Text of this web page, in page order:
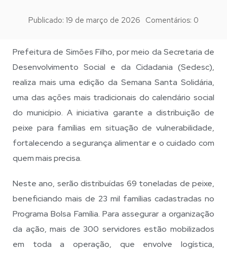
Publicado: 19 de março de 2026 Comentários: 0
Prefeitura de Simões Filho, por meio da Secretaria de
Desenvolvimento Social e da Cidadania (Sedesc),
realiza mais uma edição da Semana Santa Solidária,
uma das ações mais tradicionais do calendário social
do município. A iniciativa garante a distribuição de
peixe para famílias em situação de vulnerabilidade,
fortalecendo a segurança alimentar e o cuidado com
quem mais precisa.
Neste ano, serão distribuídas 69 toneladas de peixe,
beneficiando mais de 23 mil famílias cadastradas no
Programa Bolsa Família. Para assegurar a organização
da ação, mais de 300 servidores estão mobilizados
em toda a operação, que envolve logística,